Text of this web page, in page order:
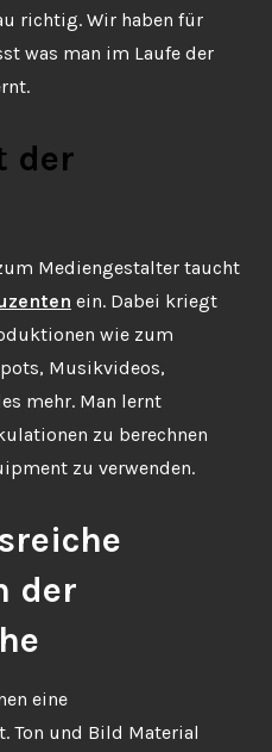
richtig. Wir haben für
was man im Laufe der
der
Mediengestalter taucht
ein. Dabei kriegt
wie zum
Musikvideos,
mehr. Man lernt
zu berechnen
zu verwenden.
der
eine
Ton und Bild Material